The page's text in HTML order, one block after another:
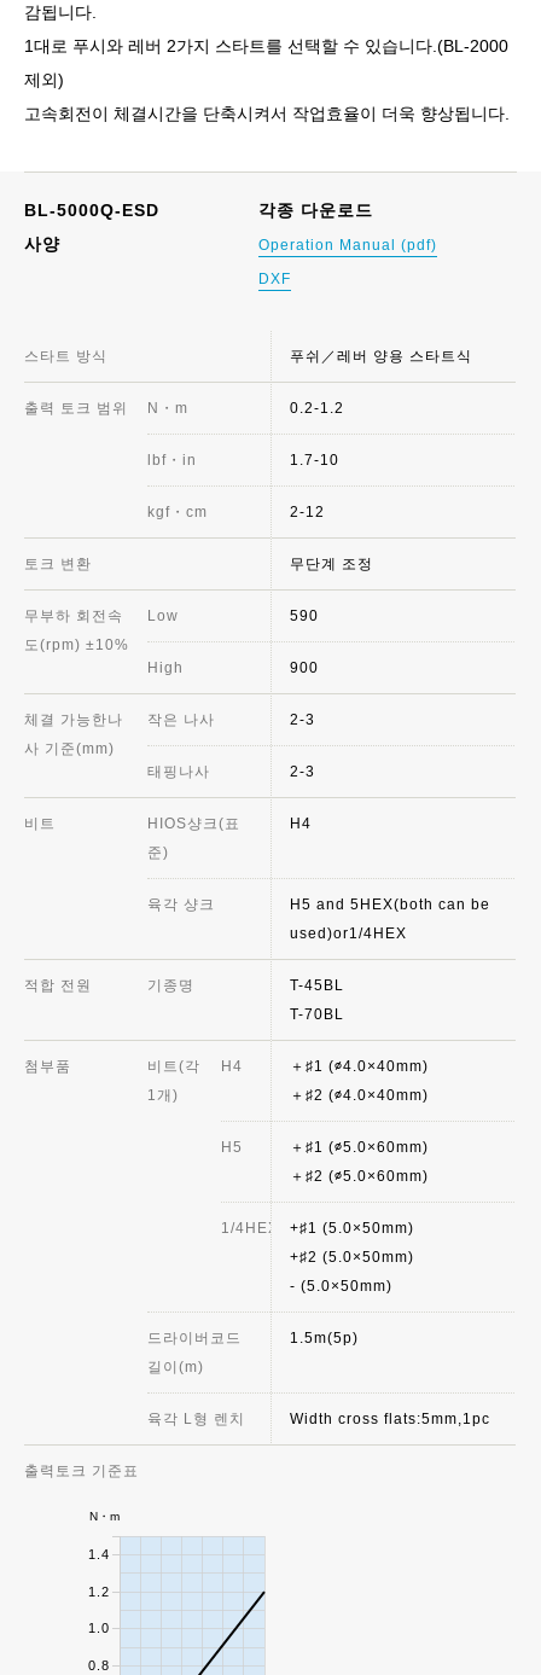
감됩니다.
1대로 푸시와 레버 2가지 스타트를 선택할 수 있습니다.(BL-2000
제외)
고속회전이 체결시간을 단축시켜서 작업효율이 더욱 향상됩니다.
BL-5000Q-ESD
사양
각종 다운로드
Operation Manual (pdf)
DXF
스타트 방식
출력 토크 범위 N・m
lbf・in
kgf・cm
토크 변환
무부하 회전속
도(rpm) ±10%
Low
High
체결 가능한나
사 기준(mm)
작은 나사
태핑나사
비트
HIOS샹크(표
준)
육각 샹크
적합 전원 기종명
첨부품
비트(각
1개)
H4
H5
1/4HEX
드라이버코드
길이(m)
육각 L형 렌치
출력토크 기준표
푸쉬／레버 양용 스타트식
0.2-1.2
1.7-10
2-12
무단계 조정
590
900
2-3
2-3
H4
H5 and 5HEX(both can be
used)or1/4HEX
T-45BL
T-70BL
＋♯1 (∅4.0×40mm)
＋♯2 (∅4.0×40mm)
＋♯1 (∅5.0×60mm)
＋♯2 (∅5.0×60mm)
+♯1 (5.0×50mm)
+♯2 (5.0×50mm)
- (5.0×50mm)
1.5m(5p)
Width cross flats:5mm,1pc
0.8
1.0
1.2
1.4
N・m